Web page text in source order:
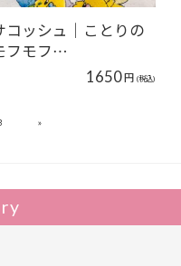
コッシュ｜ことりの
フモフ…
1650円 (税込)
»